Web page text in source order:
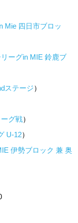
Mie 四日市ブロッ
ーグin MIE 鈴鹿ブ
ステージ）
グ戦）
U-12）
伊勢ブロック 兼 奥